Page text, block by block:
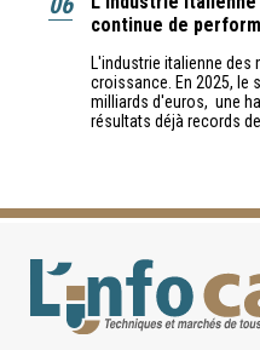
continue de
L'industrie italienne
croissance. En 2025, le
milliards d'euros, une
résultats déjà records